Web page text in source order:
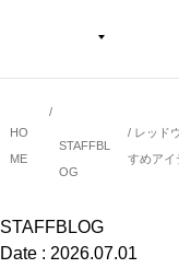
HO
ME
STAFFBL
OG
レッド
すめアイ
STAFFBLOG
Date : 2026.07.01